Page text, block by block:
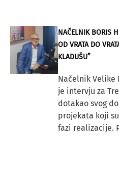
NAČELNIK BORIS
OD VRATA DO
KLADUŠU”
Načelnik Velike
je intervju za
dotakao svog
projekata koji
fazi realizacije.